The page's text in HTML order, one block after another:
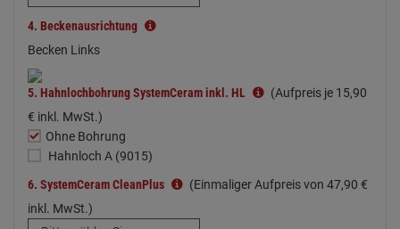
4. Beckenausrichtung
Becken Links
5. Hahnlochbohrung SystemCeram inkl. HL (Aufpreis je 15,90
€ inkl. MwSt.)
Ohne Bohrung
Hahnloch A (9015)
6. SystemCeram CleanPlus (Einmaliger Aufpreis von 47,90 €
inkl. MwSt.)